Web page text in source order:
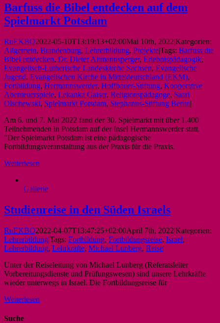
Barfuss die Bibel entdecken auf dem
Spielmarkt Potsdam
RuEKBO2022-05-10T13:19:13+02:00Mai 10th, 2022|Kategorien:
Allgemein, Brandenburg, Lehrerbildung, Projekte|Tags: Barfuss die
Bibel entdecken, Dr. Dieter Altmannsperger, Erlebnispädagogik,
Evangelisch-Lutherische Landeskirche Sachsen, Evangelische
Jugend, Evangelischen Kirche in Mitteldeutschland (EKM),
Fortbildung, Hermannswerder, Hoffbauer-Stiftung, Kooperative
Abenteuerspiele, Lekanka Gaiser, Religionspädagoge, Saari
Olschewski, Spielmarkt Potsdam, Stephanus-Stiftung Berlin|
Am 6. und 7. Mai 2022 fand der 30. Spielmarkt mit über 1.400
Teilnehmenden in Potsdam auf der Insel Hermannswerder statt.
"Der Spielmarkt Potsdam ist eine pädagogische
Fortbildungsveranstaltung aus der Praxis für die Praxis.
Weiterlesen
Gallerie
Studienreise in den Süden Israels
RuEKBO2022-04-07T13:47:25+02:00April 7th, 2022|Kategorien:
Lehrerbildung|Tags: Fortbildung, Fortbildungsreise, Israel,
Lehrerbildung, Lehrkräfte, Michael Lunberg, Reise|
Unter der Reiseleitung von Michael Lunberg (Referatsleiter
Vorbereitungsdienste und Prüfungswesen) sind unsere Lehrkräfte
wieder unterwegs in Israel. Die Fortbildungsreise für
Weiterlesen
Suche